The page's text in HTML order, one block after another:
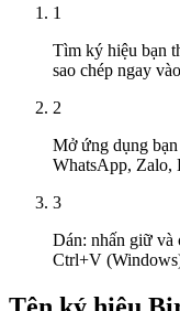
1
Tìm ký hiệu bạn
sao chép ngay
2
Mở ứng dụng
WhatsApp, Zalo,
3
Dán: nhấn giữ và
Ctrl+V